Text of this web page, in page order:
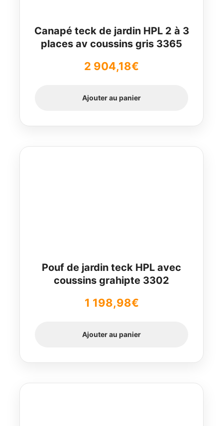
Canapé teck de jardin HPL 2 à 3
places av coussins gris 3365
2 904,18€
Ajouter au panier
Pouf de jardin teck HPL avec
coussins grahipte 3302
1 198,98€
Ajouter au panier